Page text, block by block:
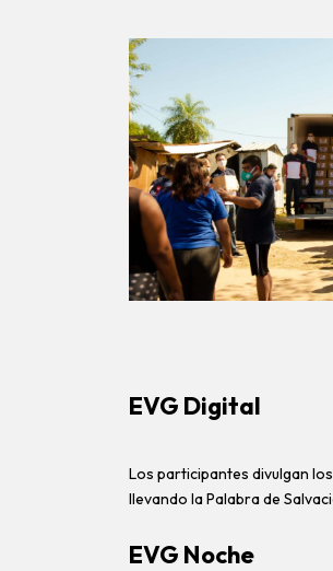
EVG Digital
Los participantes divulgan
llevando la Palabra de
EVG Noche